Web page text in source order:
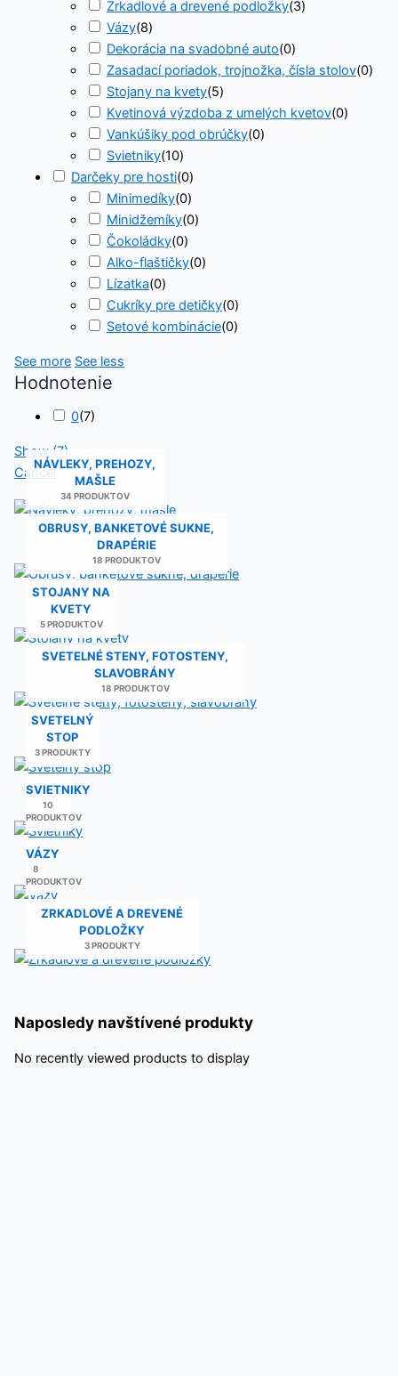
Zrkadlové a drevené podložky(3)
Vázy(8)
Dekorácia na svadobné auto(0)
Zasadací poriadok, trojnožka, čísla stolov(0)
Stojany na kvety(5)
Kvetinová výzdoba z umelých kvetov(0)
Vankúšiky pod obrúčky(0)
Svietniky(10)
Darčeky pre hosti(0)
Minimedíky(0)
Minidžemíky(0)
Čokoládky(0)
Alko-flaštičky(0)
Lízatka(0)
Cukríky pre detičky(0)
Setové kombinácie(0)
See more See less
Hodnotenie
0(7)
Show (7)
Cancel
NÁVLEKY, PREHOZY,
MAŠLE
34 PRODUKTOV
OBRUSY, BANKETOVÉ SUKNE,
DRAPÉRIE
18 PRODUKTOV
STOJANY NA
KVETY
5 PRODUKTOV
SVETELNÉ STENY, FOTOSTENY,
SLAVOBRÁNY
18 PRODUKTOV
SVETELNÝ
STOP
3 PRODUKTY
SVIETNIKY
10
PRODUKTOV
VÁZY
8
PRODUKTOV
ZRKADLOVÉ A DREVENÉ
PODLOŽKY
3 PRODUKTY
Naposledy navštívené produkty
No recently viewed products to display